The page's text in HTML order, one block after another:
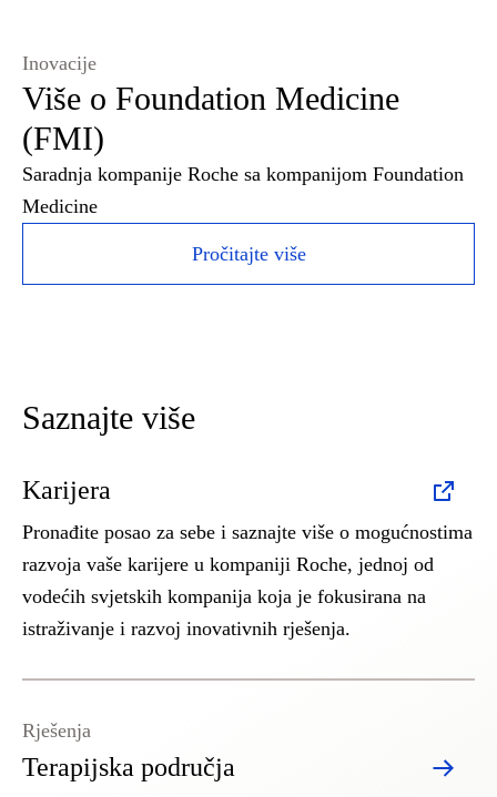
Inovacije
Više o Foundation Medicine
(FMI)
Saradnja kompanije Roche sa kompanijom Foundation
Medicine
Pročitajte više
Saznajte više
Karijera
Pronađite posao za sebe i saznajte više o mogućnostima
razvoja vaše karijere u kompaniji Roche, jednoj od
vodećih svjetskih kompanija koja je fokusirana na
istraživanje i razvoj inovativnih rješenja.
Terapijska područja
Rješenja